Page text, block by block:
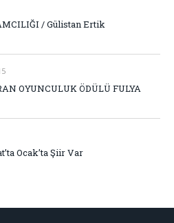
/ Gülistan Ertik
OYUNCULUK ÖDÜLÜ FULYA
Ocak’ta Şiir Var